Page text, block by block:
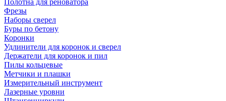
Полотна для реноватора
Фрезы
Наборы сверел
Буры по бетону
Коронки
Удлинители для коронок и сверел
Держатели для коронок и пил
Пилы кольцевые
Метчики и плашки
Измерительный инструмент
Лазерные уровни